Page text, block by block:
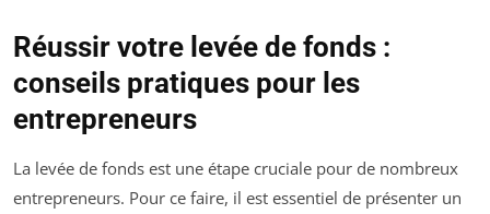
Réussir votre levée de fonds :
conseils pratiques pour les
entrepreneurs
La levée de fonds est une étape cruciale pour de nombreux
entrepreneurs. Pour ce faire, il est essentiel de présenter un